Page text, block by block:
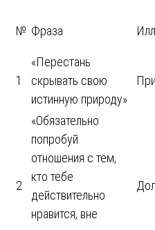
№ Фраза
1
«Перестань
скрывать свою
истинную природу»
2
«Обязательно
попробуй
отношения с тем,
кто тебе
действительно
нравится, вне